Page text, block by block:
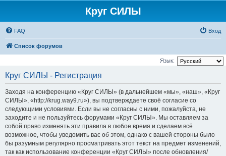
Круг СИЛЫ
FAQ Вход
Список форумов
Язык:
Круг СИЛЫ - Регистрация
Заходя на конференцию «Круг СИЛЫ» (в дальнейшем «мы», «наш», «Круг
СИЛЫ», «http://krug.way9.ru»), вы подтверждаете своё согласие со
следующими условиями. Если вы не согласны с ними, пожалуйста, не
заходите и не пользуйтесь форумами «Круг СИЛЫ». Мы оставляем за
собой право изменять эти правила в любое время и сделаем всё
возможное, чтобы уведомить вас об этом, однако с вашей стороны было
бы разумным регулярно просматривать этот текст на предмет изменений,
так как использование конференции «Круг СИЛЫ» после обновления/